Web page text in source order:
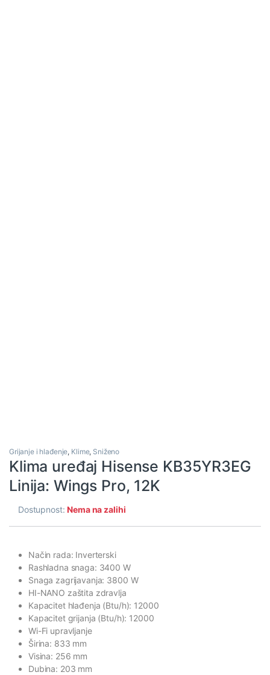
Grijanje i hlađenje, Klime, Sniženo
Klima uređaj Hisense KB35YR3EG
Linija: Wings Pro, 12K
Dostupnost:Nema na zalihi
Način rada: Inverterski
Rashladna snaga: 3400 W
Snaga zagrijavanja: 3800 W
HI-NANO zaštita zdravlja
Kapacitet hlađenja (Btu/h): 12000
Kapacitet grijanja (Btu/h): 12000
Wi-Fi upravljanje
Širina: 833 mm
Visina: 256 mm
Dubina: 203 mm